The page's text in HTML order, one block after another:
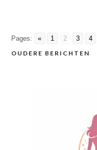
Pages: « 1 2 3 4
Berichtennavigatie
OUDERE BERICHTEN